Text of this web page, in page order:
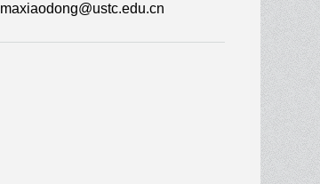
maxiaodong@ustc.edu.cn